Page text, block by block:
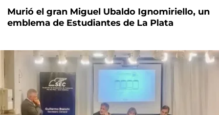
Murió el gran Miguel Ubaldo Ignomiriello, un
emblema de Estudiantes de La Plata